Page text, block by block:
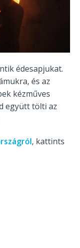
édesapjukat.
és az
kézműves
együtt tölti az
, kattints